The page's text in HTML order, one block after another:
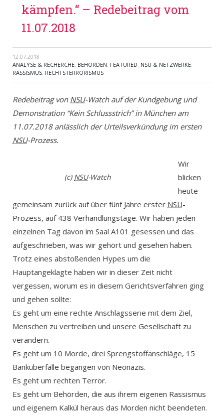
kämpfen.“ – Redebeitrag vom
11.07.2018
12.07.2018 ·
ANALYSE & RECHERCHE, BEHÖRDEN, FEATURED, NSU & NETZWERKE,
RASSISMUS, RECHTSTERRORISMUS
Redebeitrag von NSU-Watch auf der Kundgebung und
Demonstration “Kein Schlussstrich” in München am
11.07.2018 anlässlich der Urteilsverkündung im ersten
NSU-Prozess.
(c) NSU-Watch
Wir
blicken
heute
gemeinsam zurück auf über fünf Jahre erster NSU-
Prozess, auf 438 Verhandlungstage. Wir haben jeden
einzelnen Tag davon im Saal A101 gesessen und das
aufgeschrieben, was wir gehört und gesehen haben.
Trotz eines abstoßenden Hypes um die
Hauptangeklagte haben wir in dieser Zeit nicht
vergessen, worum es in diesem Gerichtsverfahren ging
und gehen sollte:
Es geht um eine rechte Anschlagsserie mit dem Ziel,
Menschen zu vertreiben und unsere Gesellschaft zu
verändern.
Es geht um 10 Morde, drei Sprengstoffanschläge, 15
Banküberfälle begangen von Neonazis.
Es geht um rechten Terror.
Es geht um Behörden, die aus ihrem eigenen Rassismus
und eigenem Kalkül heraus das Morden nicht beendeten.